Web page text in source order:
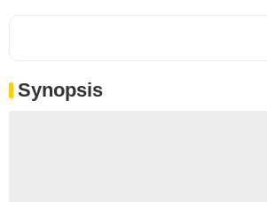
Synopsis